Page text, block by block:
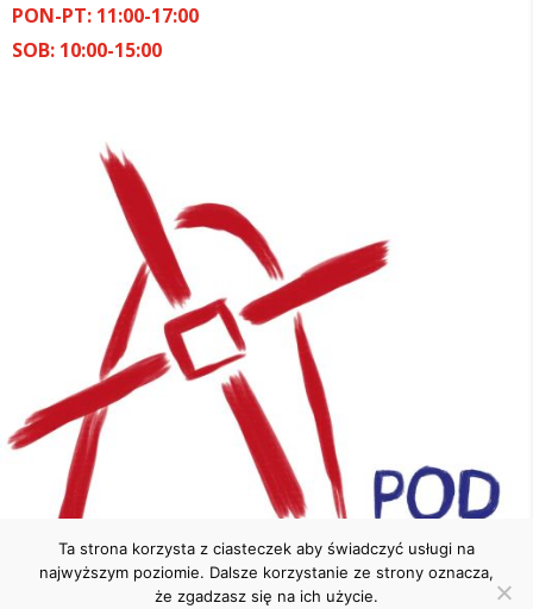
PON-PT: 11:00-17:00
SOB: 10:00-15:00
Ta strona korzysta z ciasteczek aby świadczyć usługi na
najwyższym poziomie. Dalsze korzystanie ze strony oznacza,
że zgadzasz się na ich użycie.